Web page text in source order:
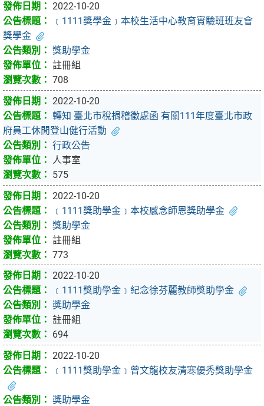
2022-10-20
﹝1111獎學金﹞本校生活中心教育實驗班班友會
獎學金
獎助學金
註冊組
708
2022-10-20
轉知 臺北市稅捐稽徵處函 有關111年度臺北市政
府員工休閒登山健行活動
行政公告
人事室
575
2022-10-20
﹝1111獎助學金﹞本校感念師恩獎助學金
獎助學金
註冊組
773
2022-10-20
﹝1111獎助學金﹞紀念徐芬麗教師獎助學金
獎助學金
註冊組
694
2022-10-20
﹝1111獎助學金﹞曾文龍校友清寒優秀獎助學金
獎助學金